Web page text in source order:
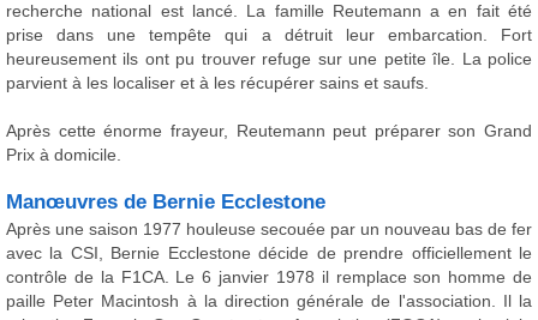
recherche national est lancé. La famille Reutemann a en fait été
prise dans une tempête qui a détruit leur embarcation. Fort
heureusement ils ont pu trouver refuge sur une petite île. La police
parvient à les localiser et à les récupérer sains et saufs.
Après cette énorme frayeur, Reutemann peut préparer son Grand
Prix à domicile.
Manœuvres de Bernie Ecclestone
Après une saison 1977 houleuse secouée par un nouveau bas de fer
avec la CSI, Bernie Ecclestone décide de prendre officiellement le
contrôle de la F1CA. Le 6 janvier 1978 il remplace son homme de
paille Peter Macintosh à la direction générale de l'association. Il la